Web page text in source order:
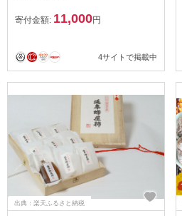
袋)【1223247】
寄付金額: 11,000円
4サイトで掲載中
出典：楽天ふるさと納税